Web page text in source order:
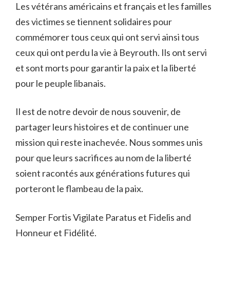
Les vétérans américains et français et les familles
des victimes se tiennent solidaires pour
commémorer tous ceux qui ont servi ainsi tous
ceux qui ont perdu la vie à Beyrouth. Ils ont servi
et sont morts pour garantir la paix et la liberté
pour le peuple libanais.
Il est de notre devoir de nous souvenir, de
partager leurs histoires et de continuer une
mission qui reste inachevée. Nous sommes unis
pour que leurs sacrifices au nom de la liberté
soient racontés aux générations futures qui
porteront le flambeau de la paix.
Semper Fortis Vigilate Paratus et Fidelis and
Honneur et Fidélité.